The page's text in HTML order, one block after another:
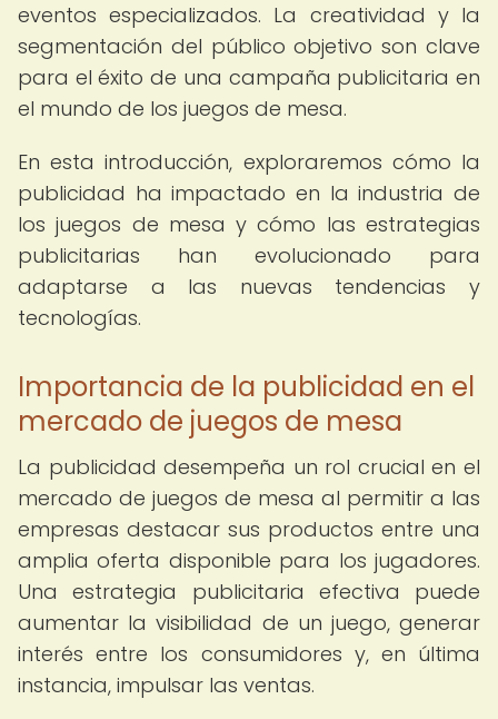
eventos especializados. La creatividad y la
segmentación del público objetivo son clave
para el éxito de una campaña publicitaria en
el mundo de los juegos de mesa.
En esta introducción, exploraremos cómo la
publicidad ha impactado en la industria de
los juegos de mesa y cómo las estrategias
publicitarias han evolucionado para
adaptarse a las nuevas tendencias y
tecnologías.
Importancia de la publicidad en el
mercado de juegos de mesa
La publicidad desempeña un rol crucial en el
mercado de juegos de mesa al permitir a las
empresas destacar sus productos entre una
amplia oferta disponible para los jugadores.
Una estrategia publicitaria efectiva puede
aumentar la visibilidad de un juego, generar
interés entre los consumidores y, en última
instancia, impulsar las ventas.